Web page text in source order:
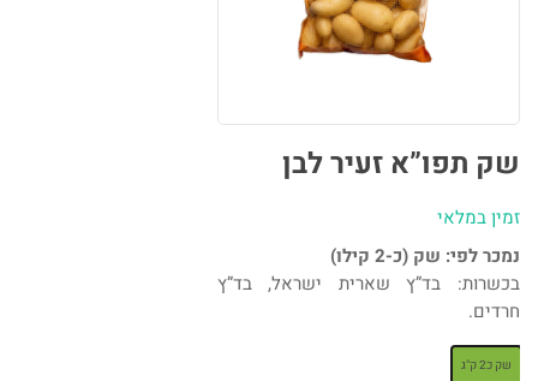
שק תפו”א זעיר לבן
זמין במלאי
נמכר לפי: שק (כ-2 קילו)
בכשרות: בד”ץ שארית ישראל, בד”ץ
חרדים.
שק כ2 ק"ג